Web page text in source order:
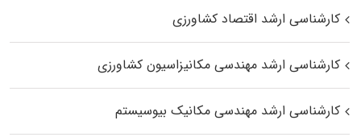
کارشناسی ارشد اقتصاد کشاورزی
کارشناسی ارشد مهندسی مکانیزاسیون کشاورزی
کارشناسی ارشد مهندسی مکانیک بیوسیستم